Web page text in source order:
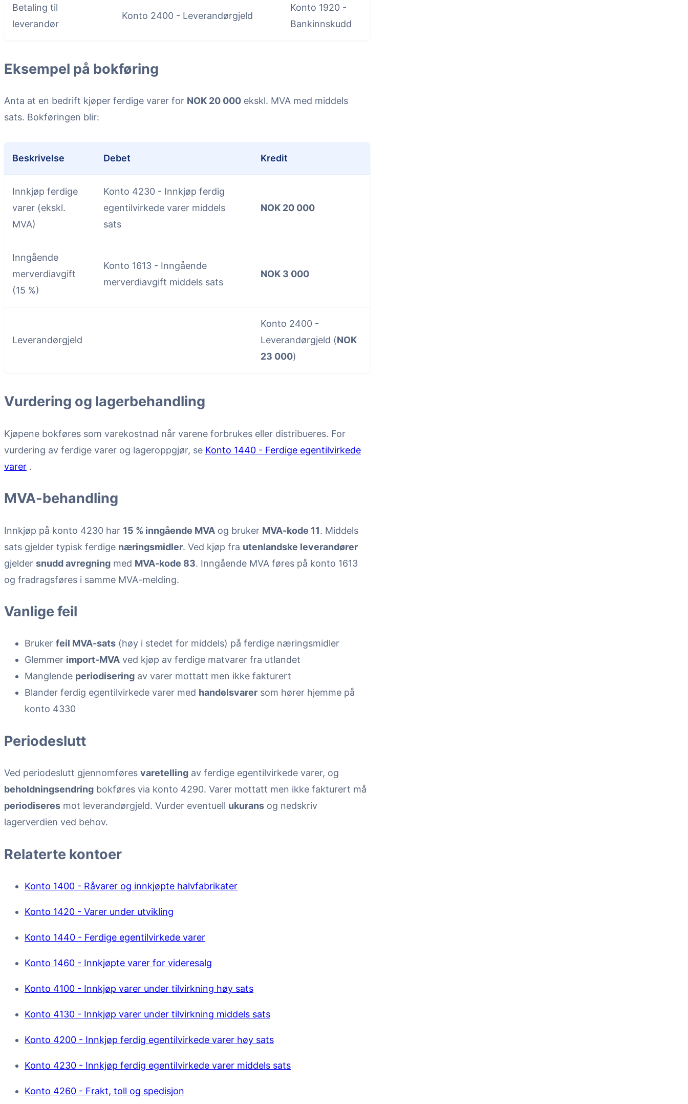
Betaling til
leverandør
Konto 2400 - Leverandørgjeld
Konto 1920 -
Bankinnskudd
Eksempel på bokføring
Anta at en bedrift kjøper ferdige varer for NOK 20 000 ekskl. MVA med middels
sats. Bokføringen blir:
Beskrivelse Debet Kredit
Innkjøp ferdige
varer (ekskl.
MVA)
Konto 4230 - Innkjøp ferdig
egentilvirkede varer middels
sats
NOK 20 000
Inngående
merverdiavgift
(15 %)
Konto 1613 - Inngående
merverdiavgift middels sats
NOK 3 000
Leverandørgjeld
Konto 2400 -
Leverandørgjeld (NOK
23 000)
Vurdering og lagerbehandling
Kjøpene bokføres som varekostnad når varene forbrukes eller distribueres. For
vurdering av ferdige varer og lageroppgjør, se Konto 1440 - Ferdige egentilvirkede
varer .
MVA-behandling
Innkjøp på konto 4230 har 15 % inngående MVA og bruker MVA-kode 11. Middels
sats gjelder typisk ferdige næringsmidler. Ved kjøp fra utenlandske leverandører
gjelder snudd avregning med MVA-kode 83. Inngående MVA føres på konto 1613
og fradragsføres i samme MVA-melding.
Vanlige feil
Bruker feil MVA-sats (høy i stedet for middels) på ferdige næringsmidler
Glemmer import-MVA ved kjøp av ferdige matvarer fra utlandet
Manglende periodisering av varer mottatt men ikke fakturert
Blander ferdig egentilvirkede varer med handelsvarer som hører hjemme på
konto 4330
Periodeslutt
Ved periodeslutt gjennomføres varetelling av ferdige egentilvirkede varer, og
beholdningsendring bokføres via konto 4290. Varer mottatt men ikke fakturert må
periodiseres mot leverandørgjeld. Vurder eventuell ukurans og nedskriv
lagerverdien ved behov.
Relaterte kontoer
Konto 1400 - Råvarer og innkjøpte halvfabrikater
Konto 1420 - Varer under utvikling
Konto 1440 - Ferdige egentilvirkede varer
Konto 1460 - Innkjøpte varer for videresalg
Konto 4100 - Innkjøp varer under tilvirkning høy sats
Konto 4130 - Innkjøp varer under tilvirkning middels sats
Konto 4200 - Innkjøp ferdig egentilvirkede varer høy sats
Konto 4230 - Innkjøp ferdig egentilvirkede varer middels sats
Konto 4260 - Frakt, toll og spedisjon